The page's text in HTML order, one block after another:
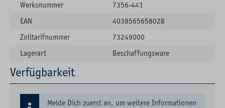
Werksnummer
7356-441
EAN
4038565658028
Zolltarifnummer
73249000
Lagerart
Beschaffungsware
Verfügbarkeit
Melde Dich zuerst an, um weitere Informationen